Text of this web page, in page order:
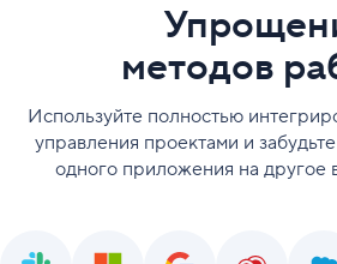
методов
Используйте полностью
управления проектами и
одного приложения на другое